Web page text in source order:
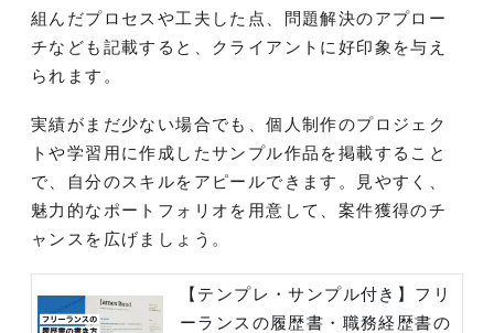
組んだプロセスや工夫した点、問題解決のアプロー
チなども記載すると、クライアントに好印象を与え
られます。
実績がまだ少ない場合でも、個人制作のプロジェク
トや学習用に作成したサンプル作品を掲載すること
で、自分のスキルをアピールできます。見やすく、
魅力的なポートフォリオを用意して、案件獲得のチ
ャンスを広げましょう。
【テンプレ・サンプル付き】フリ
ーランスの履歴書・職務経歴書の